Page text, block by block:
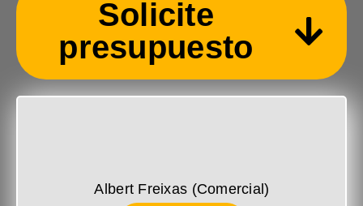
Solicite
presupuesto
Albert Freixas (Comercial)